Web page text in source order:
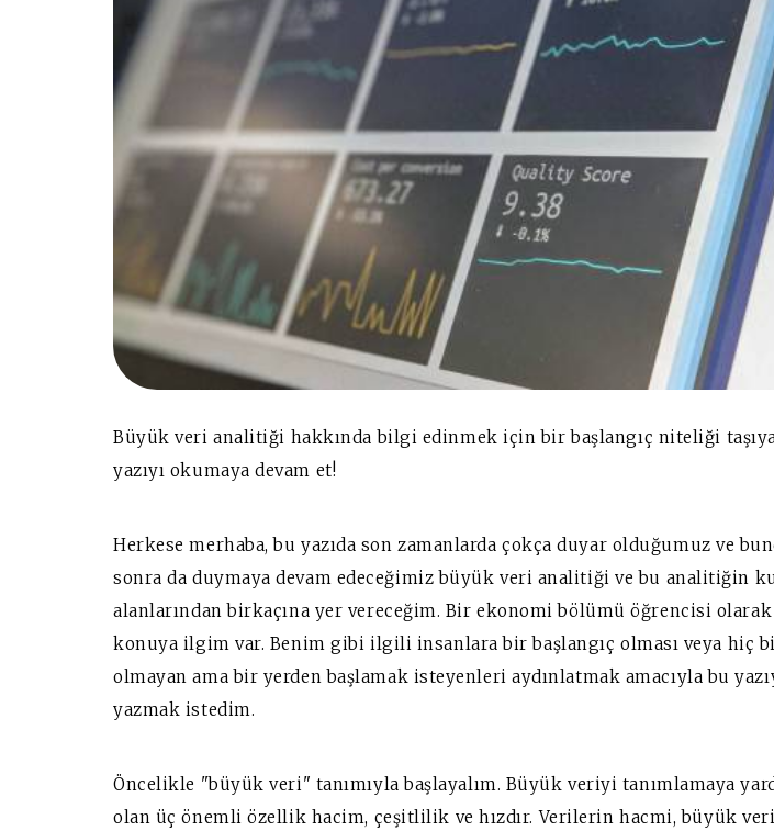
Büyük veri analitiği hakkında bilgi edinmek için bir başlangıç niteliği
yazıyı okumaya devam et!
Herkese merhaba, bu yazıda son zamanlarda çokça duyar olduğumuz ve
sonra da duymaya devam edeceğimiz büyük veri analitiği ve bu analitiğin
alanlarından birkaçına yer vereceğim. Bir ekonomi bölümü öğrencisi olarak
konuya ilgim var. Benim gibi ilgili insanlara bir başlangıç olması veya hiç
olmayan ama bir yerden başlamak isteyenleri aydınlatmak amacıyla bu
yazmak istedim.
Öncelikle "büyük veri" tanımıyla başlayalım. Büyük veriyi tanımlamaya
olan üç önemli özellik hacim, çeşitlilik ve hızdır. Verilerin hacmi, büyük veri